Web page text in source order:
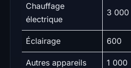
Chauffage
électrique
3 000
Éclairage 600
Autres appareils 1 000